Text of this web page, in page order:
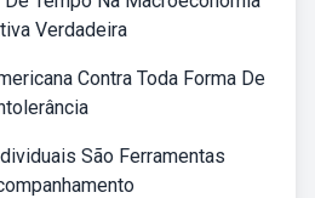
Verdadeira
Contra Toda Forma De
São Ferramentas